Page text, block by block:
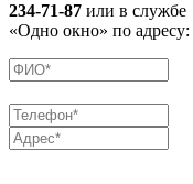
234-71-87 или в службе
«Одно окно» по адресу: